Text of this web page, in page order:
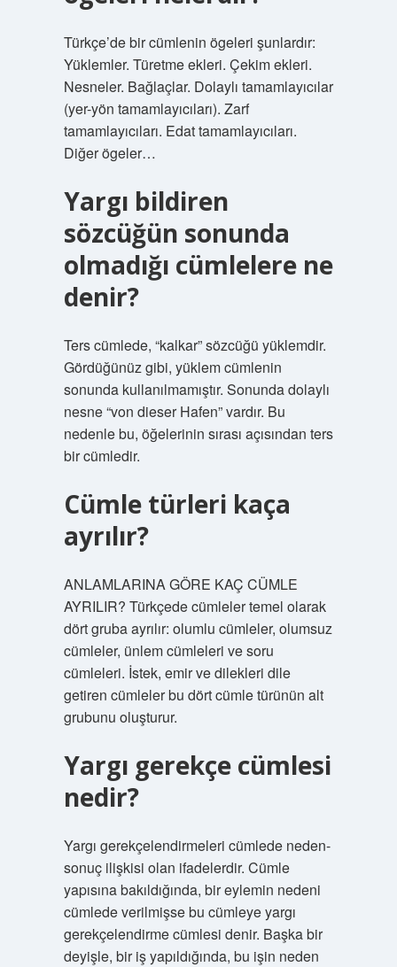
Türkçe’de bir cümlenin ögeleri şunlardır:
Yüklemler. Türetme ekleri. Çekim ekleri.
Nesneler. Bağlaçlar. Dolaylı tamamlayıcılar
(yer-yön tamamlayıcıları). Zarf
tamamlayıcıları. Edat tamamlayıcıları.
Diğer ögeler…
Yargı bildiren
sözcüğün sonunda
olmadığı cümlelere ne
denir?
Ters cümlede, “kalkar” sözcüğü yüklemdir.
Gördüğünüz gibi, yüklem cümlenin
sonunda kullanılmamıştır. Sonunda dolaylı
nesne “von dieser Hafen” vardır. Bu
nedenle bu, öğelerinin sırası açısından ters
bir cümledir.
Cümle türleri kaça
ayrılır?
ANLAMLARINA GÖRE KAÇ CÜMLE
AYRILIR? Türkçede cümleler temel olarak
dört gruba ayrılır: olumlu cümleler, olumsuz
cümleler, ünlem cümleleri ve soru
cümleleri. İstek, emir ve dilekleri dile
getiren cümleler bu dört cümle türünün alt
grubunu oluşturur.
Yargı gerekçe cümlesi
nedir?
Yargı gerekçelendirmeleri cümlede neden-
sonuç ilişkisi olan ifadelerdir. Cümle
yapısına bakıldığında, bir eylemin nedeni
cümlede verilmişse bu cümleye yargı
gerekçelendirme cümlesi denir. Başka bir
deyişle, bir iş yapıldığında, bu işin neden